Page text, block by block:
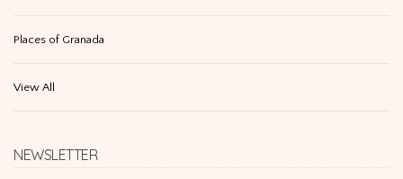
Places of Granada
View All
NEWSLETTER